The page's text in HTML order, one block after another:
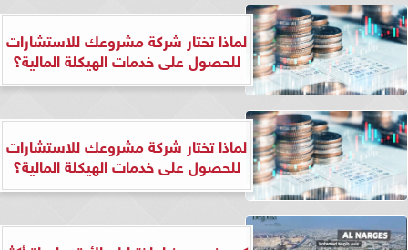
لماذا تختار شركة مشروعك للاستشارات
للحصول على خدمات الهيكلة المالية؟
لماذا تختار شركة مشروعك للاستشارات
للحصول على خدمات الهيكلة المالية؟